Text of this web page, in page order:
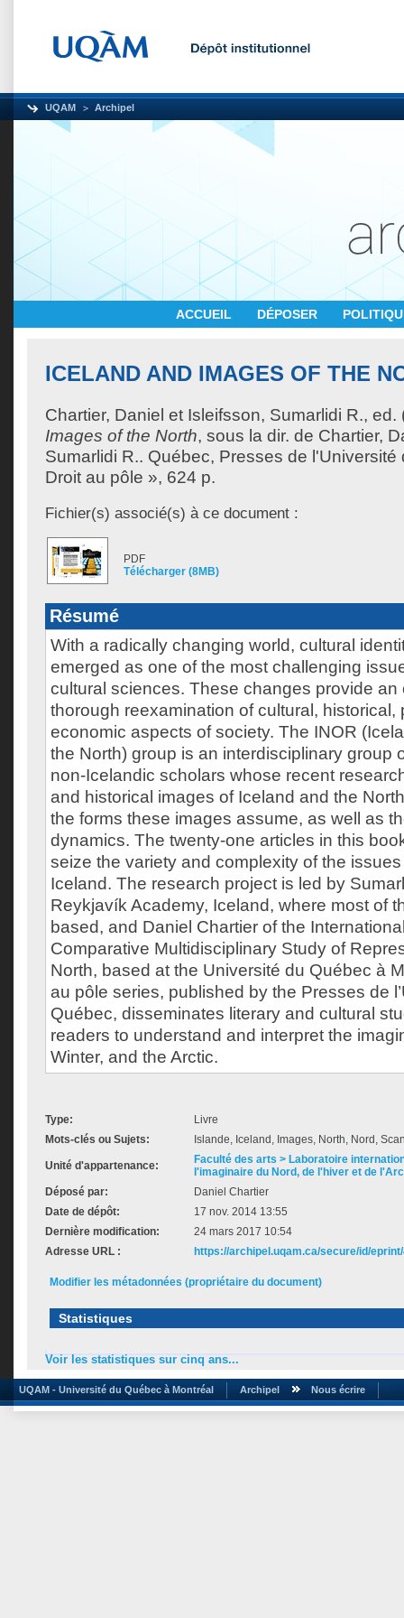
UQAM Archipel
ACCUEIL DÉPOSER
ICELAND AND IMAGES OF THE
Chartier, Daniel et Isleifsson, Sumarlidi R., ed.
Images of the North, sous la dir. de Chartier,
Sumarlidi R.. Québec, Presses de l'Université
Droit au pôle », 624 p.
Fichier(s) associé(s) à ce document :
PDF
Télécharger (8MB)
Résumé
With a radically changing world, cultural
emerged as one of the most challenging
cultural sciences. These changes provide an
thorough reexamination of cultural, historical,
economic aspects of society. The INOR
the North) group is an interdisciplinary group
non-Icelandic scholars whose recent
and historical images of Iceland and the
the forms these images assume, as well as
dynamics. The twenty-one articles in this
seize the variety and complexity of the
Iceland. The research project is led by
Reykjavík Academy, Iceland, where most of
based, and Daniel Chartier of the
Comparative Multidisciplinary Study of
North, based at the Université du Québec à
au pôle series, published by the Presses de
Québec, disseminates literary and cultural
readers to understand and interpret the
Winter, and the Arctic.
Type:
Livre
Mots-clés ou Sujets:
Islande, Iceland, Images, North, Nord,
Unité d'appartenance:
Faculté des arts > Laboratoire
l'imaginaire du Nord, de l'hiver et de
Déposé par:
Daniel Chartier
Date de dépôt:
17 nov. 2014 13:55
Dernière modification:
24 mars 2017 10:54
Adresse URL :
https://archipel.uqam.ca/secure/id/
Modifier les métadonnées (propriétaire du document)
Statistiques
Voir les statistiques sur cinq ans...
UQAM - Université du Québec à Montréal Archipel Nous écrire